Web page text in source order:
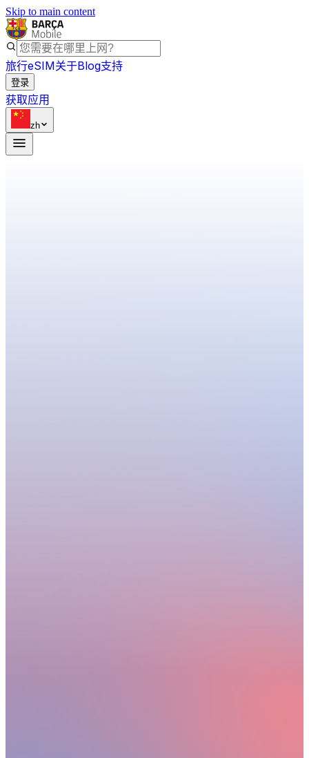
Skip to main content
旅行eSIM关于Blog支持
登录
获取应用
zh